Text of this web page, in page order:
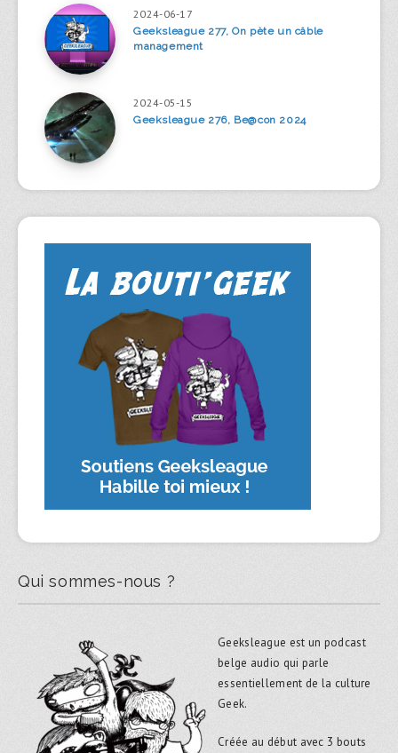
2024-06-17
Geeksleague 277, On pète un câble
management
2024-05-15
Geeksleague 276, Be@con 2024
Qui sommes-nous ?
Geeksleague est un podcast
belge audio qui parle
essentiellement de la culture
Geek.
Créée au début avec 3 bouts